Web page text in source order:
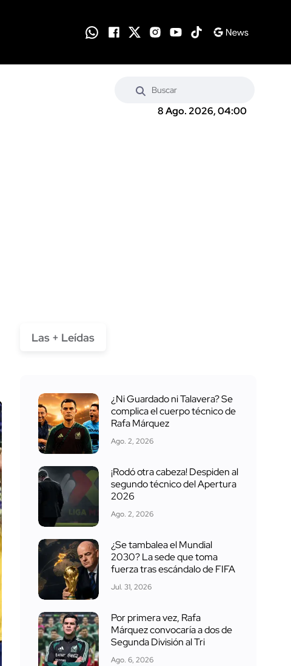
8 Ago. 2026, 04:00
Las + Leídas
¿Ni Guardado ni Talavera? Se
complica el cuerpo técnico de
Rafa Márquez
Ago. 2, 2026
¡Rodó otra cabeza! Despiden al
segundo técnico del Apertura
2026
Ago. 2, 2026
¿Se tambalea el Mundial
2030? La sede que toma
fuerza tras escándalo de FIFA
Jul. 31, 2026
Por primera vez, Rafa
Márquez convocaría a dos de
Segunda División al Tri
Ago. 6, 2026